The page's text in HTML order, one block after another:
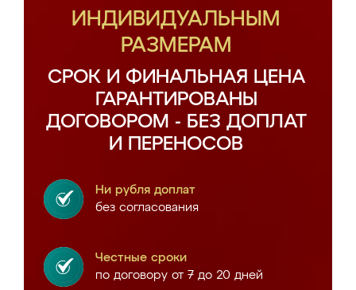
ИНДИВИДУАЛЬНЫМ
РАЗМЕРАМ
СРОК И ФИНАЛЬНАЯ ЦЕНА
ГАРАНТИРОВАНЫ
ДОГОВОРОМ - БЕЗ ДОПЛАТ
И ПЕРЕНОСОВ
Ни рубля доплат
без согласования
Честные сроки
по договору от 7 до 20 дней